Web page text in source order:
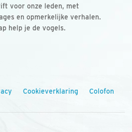
voor onze leden, met
en opmerkelijke verhalen.
help je de vogels.
Cookieverklaring Colofon